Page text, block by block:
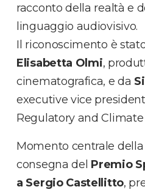
racconto della realtà e
linguaggio audiovisivo.
Il riconoscimento è
Elisabetta Olmi,
cinematografica, e da
executive vice
Regulatory and
Momento centrale della
consegna del Premio
a Sergio Castellitto,